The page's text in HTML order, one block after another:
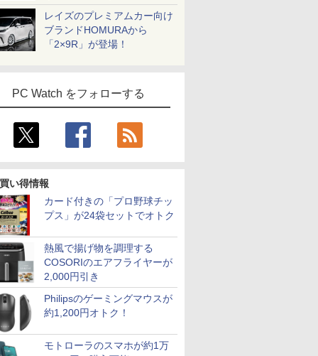
レイズのプレミアムカー向け
ブランドHOMURAから
「2×9R」が登場！
PC Watch をフォローする
い得情報
カード付きの「プロ野球チッ
プス」が24袋セットでオトク
熱風で揚げ物を調理する
COSORIのエアフライヤーが
2,000円引き
Philipsのゲーミングマウスが
約1,200円オトク！
モトローラのスマホが約1万